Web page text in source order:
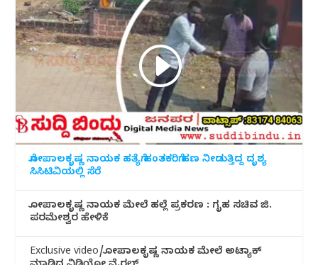
ಗೋಪಾಲಕೃಷ್ಣ ನಾಯಕ ಹತ್ಯೆಗೆ ಹಂತಕರಿಗೆ ಹಣ ನೀಡುತ್ತಿದ್ದ ದೃಶ್ಯ
ಸಿಸಿಟಿವಿಯಲ್ಲಿ ಸೆರೆ
ಗೋಪಾಲಕೃಷ್ಣ ನಾಯಕ ಮೇಲೆ ಹಲ್ಲೆ ಪ್ರಕರಣ : ಗೃಹ ಸಚಿವ ಜಿ.
ಪರಮೇಶ್ವರ ಹೇಳಿಕೆ
Exclusive video/ಗೋಪಾಲಕೃಷ್ಣ ನಾಯಕ ಮೇಲೆ ಅಟ್ಯಾಕ್